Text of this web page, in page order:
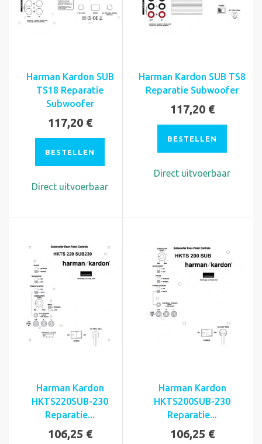
Harman Kardon SUB
TS18 Reparatie
Subwoofer
117,20 €
BESTELLEN
Direct uitvoerbaar
Harman Kardon SUB TS8
Reparatie Subwoofer
117,20 €
BESTELLEN
Direct uitvoerbaar
Harman Kardon
HKTS220SUB-230
Reparatie...
106,25 €
Harman Kardon
HKTS200SUB-230
Reparatie...
106,25 €